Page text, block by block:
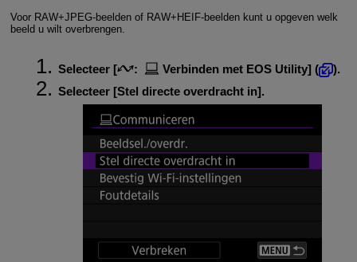
Voor RAW+JPEG-beelden of RAW+HEIF-beelden kunt u opgeven welk
beeld u wilt overbrengen.
Selecteer [ : Verbinden met EOS Utility] (
).
Selecteer [Stel directe overdracht in].